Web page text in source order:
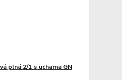
plná 2/1 s uchama GN